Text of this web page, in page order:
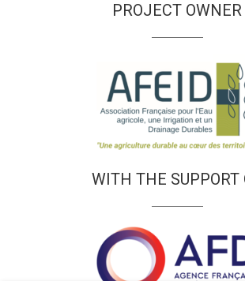
PROJECT OWNER
WITH THE SUPPORT